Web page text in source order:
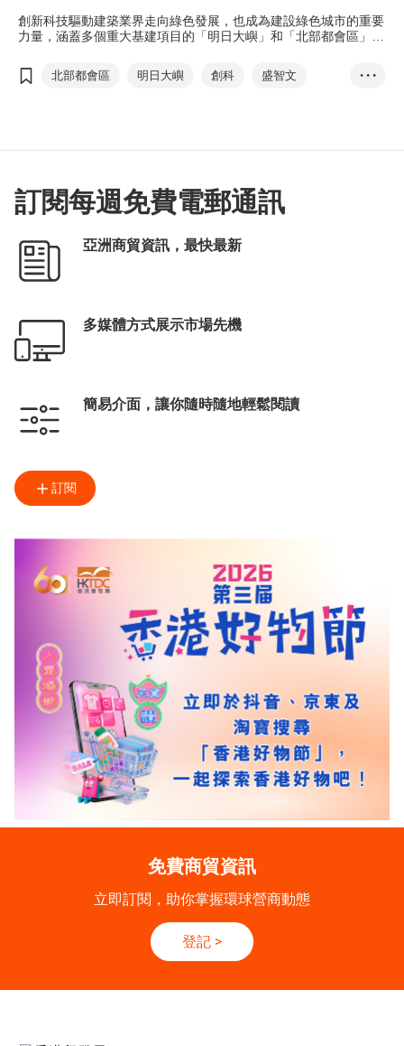
創新科技驅動建築業界走向綠色發展，也成為建設綠色城市的重要
力量，涵蓋多個重大基建項目的「明日大嶼」和「北部都會區」，
北部都會區 明日大嶼 創科
盛智文
• • •
訂閱每週免費電郵通訊
亞洲商貿資訊，最快最新
多媒體方式展示市場先機
簡易介面，讓你隨時隨地輕鬆閱讀
訂閱
免費商貿資訊
立即訂閱，助你掌握環球營商動態
登記 >